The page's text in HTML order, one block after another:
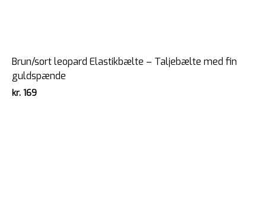
Brun/sort leopard Elastikbælte – Taljebælte med fin
guldspænde
kr. 169